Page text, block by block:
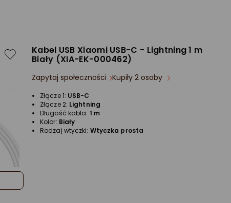
Kabel USB Xiaomi USB-C - Lightning 1 m
Biały (XIA-EK-000462)
Zapytaj społeczności Kupiły 2 osoby
Złącze 1: USB-C
Złącze 2: Lightning
Długość kabla: 1 m
Kolor: Biały
Rodzaj wtyczki: Wtyczka prosta